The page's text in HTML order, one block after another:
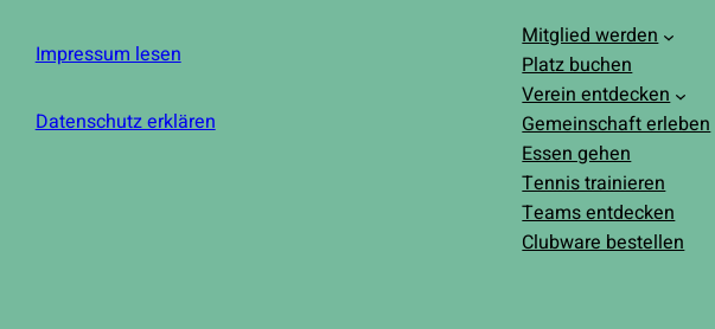
Impressum lesen
Datenschutz erklären
Mitglied werden
Platz buchen
Verein entdecken
Gemeinschaft erleben
Essen gehen
Tennis trainieren
Teams entdecken
Clubware bestellen